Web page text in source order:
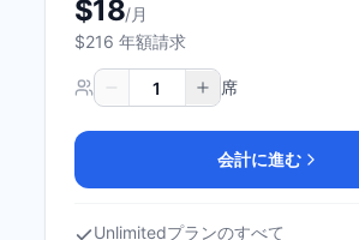
$18/月
$216 年額請求
席
会計に進む
Unlimitedプランのすべて